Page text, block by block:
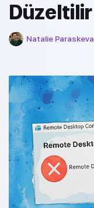
Düzeltilir
Natalie Paraskeva